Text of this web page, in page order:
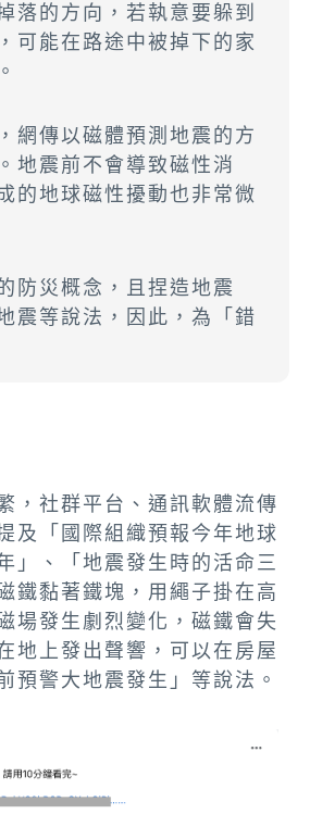
落的方向，若執意要躲到
可能在路途中被掉下的家
網傳以磁體預測地震的方
地震前不會導致磁性消
的地球磁性擾動也非常微
防災概念，且捏造地震
震等說法，因此，為「錯
，社群平台、通訊軟體流傳
及「國際組織預報今年地球
」、「地震發生時的活命三
鐵黏著鐵塊，用繩子掛在高
場發生劇烈變化，磁鐵會失
地上發出聲響，可以在房屋
預警大地震發生」等說法。